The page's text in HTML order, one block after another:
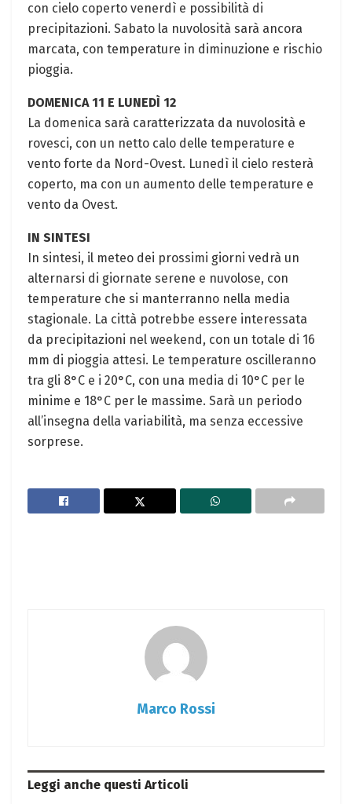
con cielo coperto venerdì e possibilità di
precipitazioni. Sabato la nuvolosità sarà ancora
marcata, con temperature in diminuzione e rischio
pioggia.
DOMENICA 11 E LUNEDÌ 12
La domenica sarà caratterizzata da nuvolosità e
rovesci, con un netto calo delle temperature e
vento forte da Nord-Ovest. Lunedì il cielo resterà
coperto, ma con un aumento delle temperature e
vento da Ovest.
IN SINTESI
In sintesi, il meteo dei prossimi giorni vedrà un
alternarsi di giornate serene e nuvolose, con
temperature che si manterranno nella media
stagionale. La città potrebbe essere interessata
da precipitazioni nel weekend, con un totale di 16
mm di pioggia attesi. Le temperature oscilleranno
tra gli 8°C e i 20°C, con una media di 10°C per le
minime e 18°C per le massime. Sarà un periodo
all’insegna della variabilità, ma senza eccessive
sorprese.
Marco Rossi
Leggi anche questi Articoli